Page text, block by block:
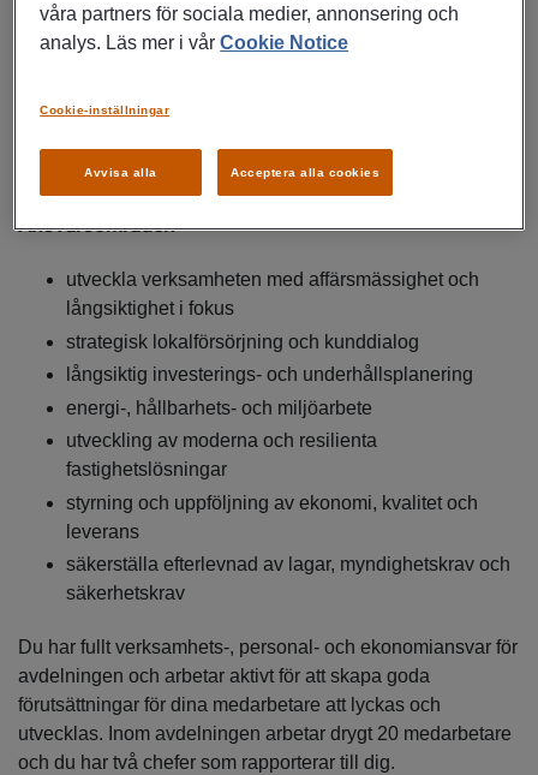
fastighetsutveckling.
och samverkar nära såväl interna kunder som externa
Ansvarsområden
utveckla verksamheten med affärsmässighet och
långsiktighet i fokus
strategisk lokalförsörjning och kunddialog
långsiktig investerings- och underhållsplanering
energi-, hållbarhets- och miljöarbete
utveckling av moderna och resilienta
fastighetslösningar
styrning och uppföljning av ekonomi, kvalitet och
leverans
säkerställa efterlevnad av lagar, myndighetskrav och
säkerhetskrav
Du har fullt verksamhets-, personal- och ekonomiansvar för
avdelningen och arbetar aktivt för att skapa goda
förutsättningar för dina medarbetare att lyckas och
utvecklas. Inom avdelningen arbetar drygt 20 medarbetare
och du har två chefer som rapporterar till dig.
våra partners för sociala medier, annonsering och
analys. Läs mer i vårCookie Notice
Avvisa alla Acceptera alla cookies
Cookie-inställningar